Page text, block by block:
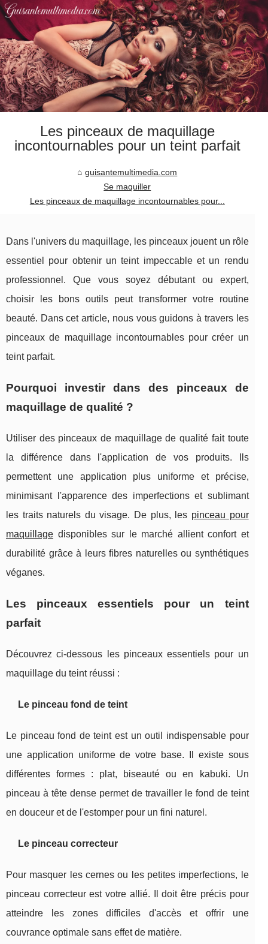
Les pinceaux de maquillage
incontournables pour un teint parfait
guisantemultimedia.com
Se maquiller
Les pinceaux de maquillage incontournables pour...
Dans l'univers du maquillage, les pinceaux jouent un rôle
essentiel pour obtenir un teint impeccable et un rendu
professionnel. Que vous soyez débutant ou expert,
choisir les bons outils peut transformer votre routine
beauté. Dans cet article, nous vous guidons à travers les
pinceaux de maquillage incontournables pour créer un
teint parfait.
Pourquoi investir dans des pinceaux de
maquillage de qualité ?
Utiliser des pinceaux de maquillage de qualité fait toute
la différence dans l'application de vos produits. Ils
permettent une application plus uniforme et précise,
minimisant l'apparence des imperfections et sublimant
les traits naturels du visage. De plus, les pinceau pour
maquillage disponibles sur le marché allient confort et
durabilité grâce à leurs fibres naturelles ou synthétiques
véganes.
Les pinceaux essentiels pour un teint
parfait
Découvrez ci-dessous les pinceaux essentiels pour un
maquillage du teint réussi :
Le pinceau fond de teint
Le pinceau fond de teint est un outil indispensable pour
une application uniforme de votre base. Il existe sous
différentes formes : plat, biseauté ou en kabuki. Un
pinceau à tête dense permet de travailler le fond de teint
en douceur et de l'estomper pour un fini naturel.
Le pinceau correcteur
Pour masquer les cernes ou les petites imperfections, le
pinceau correcteur est votre allié. Il doit être précis pour
atteindre les zones difficiles d'accès et offrir une
couvrance optimale sans effet de matière.